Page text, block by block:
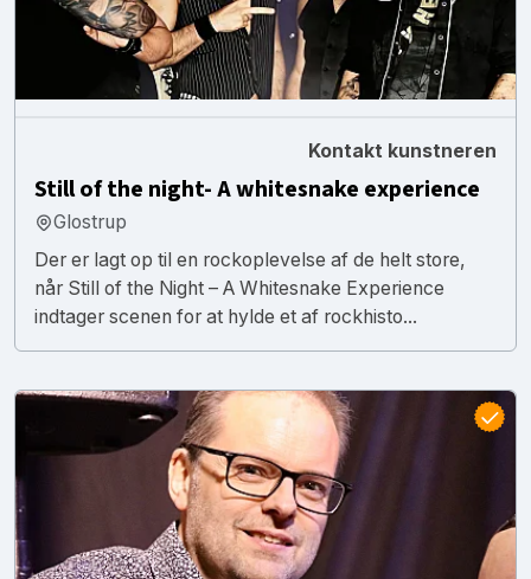
Kontakt kunstneren
Still of the night- A whitesnake experience
Glostrup
Der er lagt op til en rockoplevelse af de helt store,
når Still of the Night – A Whitesnake Experience
indtager scenen for at hylde et af rockhisto...